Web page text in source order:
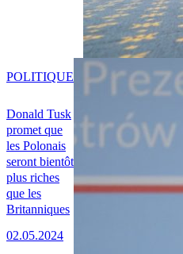
Donald Tusk
promet que
les Polonais
seront bientôt
plus riches
que les
Britanniques
02.05.2024
POLITIQUE